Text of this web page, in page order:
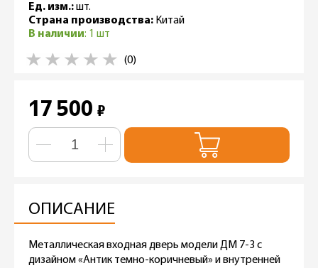
Ед. изм.:шт.
Страна производства: Китай
В наличии: 1 шт
(0)
17 500 ₽
ОПИСАНИЕ
Металлическая входная дверь модели ДМ 7-3 с
дизайном «Антик темно-коричневый» и внутренней